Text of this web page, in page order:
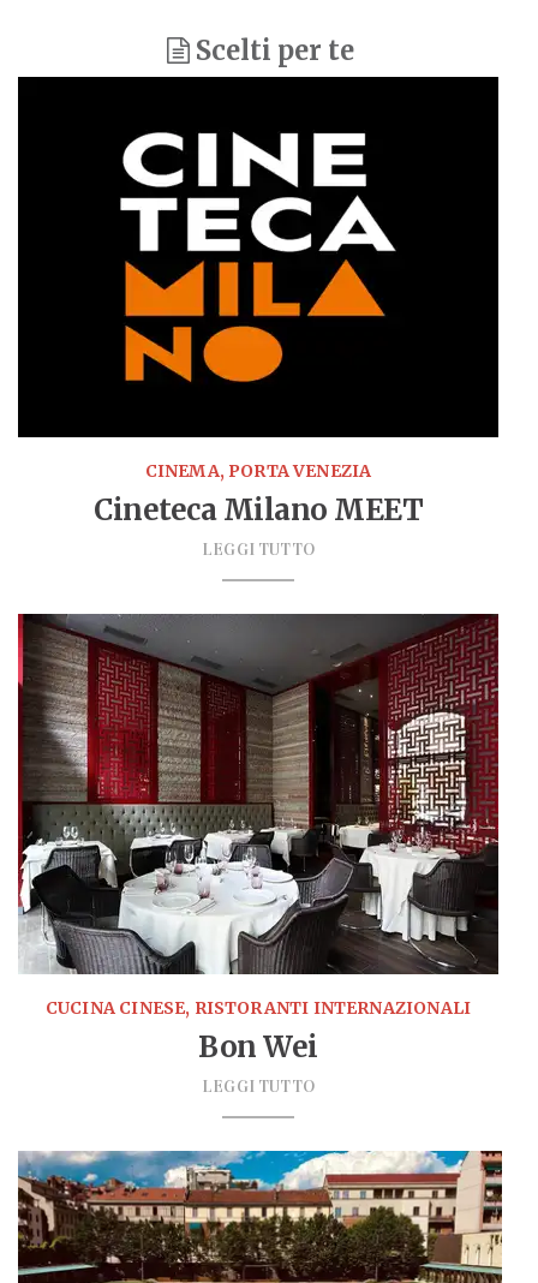
Scelti per te
CINEMA, PORTA VENEZIA
Cineteca Milano MEET
LEGGI TUTTO
CUCINA CINESE, RISTORANTI INTERNAZIONALI
Bon Wei
LEGGI TUTTO